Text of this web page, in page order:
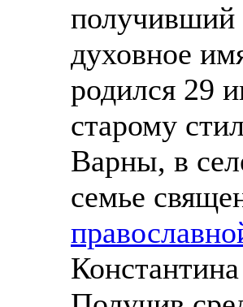
получивший
духовное
родился 29
старому
Варны, в
семье